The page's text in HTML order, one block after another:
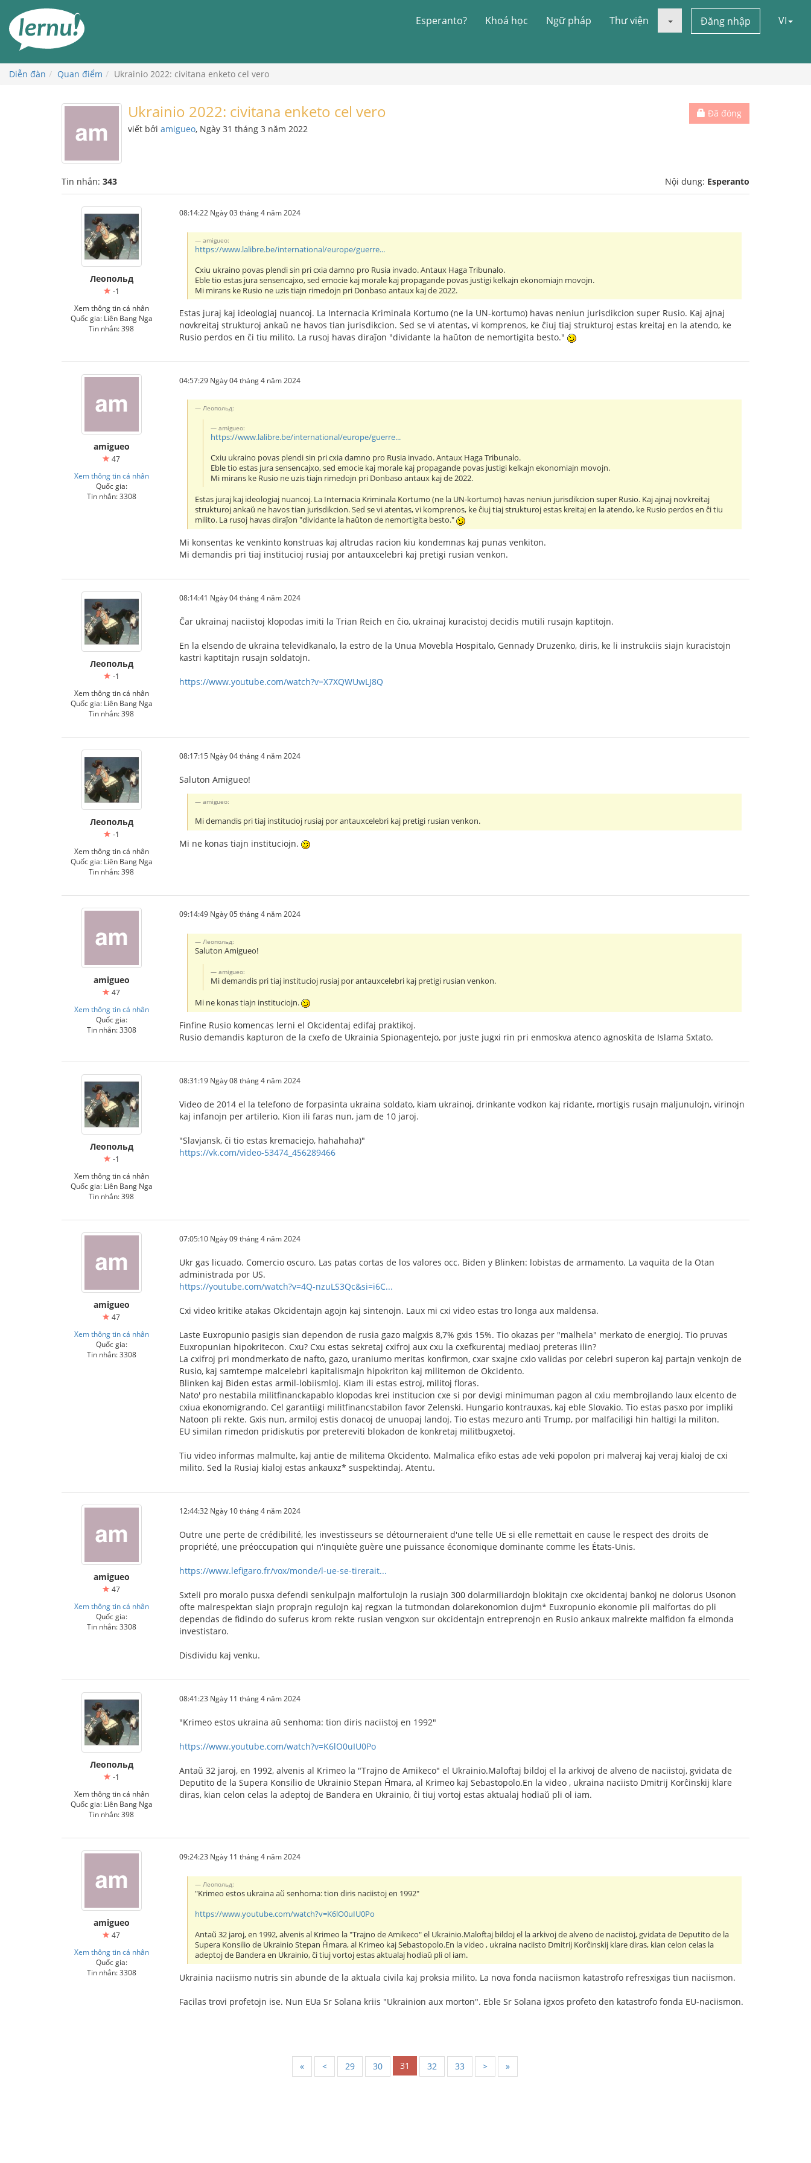
đến
phần
dung
Esperanto? Khoá học Ngữ pháp Thư viện Đăng nhập VI
Diễn đàn Quan điểm Ukrainio 2022: civitana enketo cel vero
Đã đóng
Ukrainio 2022: civitana enketo cel vero
viết bởi amigueo, Ngày 31 tháng 3 năm 2022
Tin nhắn: 343 Nội dung: Esperanto
Леопольд
-1
Xem thông tin cá nhân
Quốc gia: Liên Bang Nga
Tin nhắn: 398
08:14:22 Ngày 03 tháng 4 năm 2024
amigueo:
https://www.lalibre.be/international/europe/guerre...
Cxiu ukraino povas plendi sin pri cxia damno pro Rusia invado. Antaux Haga Tribunalo.
Eble tio estas jura sensencajxo, sed emocie kaj morale kaj propagande povas justigi kelkajn ekonomiajn movojn.
Mi mirans ke Rusio ne uzis tiajn rimedojn pri Donbaso antaux kaj de 2022.
Estas juraj kaj ideologiaj nuancoj. La Internacia Kriminala Kortumo (ne la UN-kortumo) havas neniun jurisdikcion super Rusio. Kaj ajnaj
novkreitaj strukturoj ankaŭ ne havos tian jurisdikcion. Sed se vi atentas, vi komprenos, ke ĉiuj tiaj strukturoj estas kreitaj en la atendo, ke
Rusio perdos en ĉi tiu milito. La rusoj havas diraĵon "dividante la haŭton de nemortigita besto."
amigueo
47
Xem thông tin cá nhân
Quốc gia:
Tin nhắn: 3308
04:57:29 Ngày 04 tháng 4 năm 2024
Леопольд:
amigueo:
https://www.lalibre.be/international/europe/guerre...
Cxiu ukraino povas plendi sin pri cxia damno pro Rusia invado. Antaux Haga Tribunalo.
Eble tio estas jura sensencajxo, sed emocie kaj morale kaj propagande povas justigi kelkajn ekonomiajn movojn.
Mi mirans ke Rusio ne uzis tiajn rimedojn pri Donbaso antaux kaj de 2022.
Estas juraj kaj ideologiaj nuancoj. La Internacia Kriminala Kortumo (ne la UN-kortumo) havas neniun jurisdikcion super Rusio. Kaj ajnaj novkreitaj
strukturoj ankaŭ ne havos tian jurisdikcion. Sed se vi atentas, vi komprenos, ke ĉiuj tiaj strukturoj estas kreitaj en la atendo, ke Rusio perdos en ĉi tiu
milito. La rusoj havas diraĵon "dividante la haŭton de nemortigita besto."
Mi konsentas ke venkinto konstruas kaj altrudas racion kiu kondemnas kaj punas venkiton.
Mi demandis pri tiaj institucioj rusiaj por antauxcelebri kaj pretigi rusian venkon.
Леопольд
-1
Xem thông tin cá nhân
Quốc gia: Liên Bang Nga
Tin nhắn: 398
08:14:41 Ngày 04 tháng 4 năm 2024
Ĉar ukrainaj naciistoj klopodas imiti la Trian Reich en ĉio, ukrainaj kuracistoj decidis mutili rusajn kaptitojn.
En la elsendo de ukraina televidkanalo, la estro de la Unua Movebla Hospitalo, Gennady Druzenko, diris, ke li instrukciis siajn kuracistojn
kastri kaptitajn rusajn soldatojn.
https://www.youtube.com/watch?v=X7XQWUwLJ8Q
Леопольд
-1
Xem thông tin cá nhân
Quốc gia: Liên Bang Nga
Tin nhắn: 398
08:17:15 Ngày 04 tháng 4 năm 2024
Saluton Amigueo!
amigueo:
Mi demandis pri tiaj institucioj rusiaj por antauxcelebri kaj pretigi rusian venkon.
Mi ne konas tiajn instituciojn.
amigueo
47
Xem thông tin cá nhân
Quốc gia:
Tin nhắn: 3308
09:14:49 Ngày 05 tháng 4 năm 2024
Леопольд:
Saluton Amigueo!
amigueo:
Mi demandis pri tiaj institucioj rusiaj por antauxcelebri kaj pretigi rusian venkon.
Mi ne konas tiajn instituciojn.
Finfine Rusio komencas lerni el Okcidentaj edifaj praktikoj.
Rusio demandis kapturon de la cxefo de Ukrainia Spionagentejo, por juste jugxi rin pri enmoskva atenco agnoskita de Islama Sxtato.
Леопольд
-1
Xem thông tin cá nhân
Quốc gia: Liên Bang Nga
Tin nhắn: 398
08:31:19 Ngày 08 tháng 4 năm 2024
Video de 2014 el la telefono de forpasinta ukraina soldato, kiam ukrainoj, drinkante vodkon kaj ridante, mortigis rusajn maljunulojn, virinojn
kaj infanojn per artilerio. Kion ili faras nun, jam de 10 jaroj.
"Slavjansk, ĉi tio estas kremaciejo, hahahaha)"
https://vk.com/video-53474_456289466
amigueo
47
Xem thông tin cá nhân
Quốc gia:
Tin nhắn: 3308
07:05:10 Ngày 09 tháng 4 năm 2024
Ukr gas licuado. Comercio oscuro. Las patas cortas de los valores occ. Biden y Blinken: lobistas de armamento. La vaquita de la Otan
administrada por US.
https://youtube.com/watch?v=4Q-nzuLS3Qc&si=i6C...
Cxi video kritike atakas Okcidentajn agojn kaj sintenojn. Laux mi cxi video estas tro longa aux maldensa.
Laste Euxropunio pasigis sian dependon de rusia gazo malgxis 8,7% gxis 15%. Tio okazas per "malhela" merkato de energioj. Tio pruvas
Euxropunian hipokritecon. Cxu? Cxu estas sekretaj cxifroj aux cxu la cxefkurentaj mediaoj preteras ilin?
La cxifroj pri mondmerkato de nafto, gazo, uraniumo meritas konfirmon, cxar sxajne cxio validas por celebri superon kaj partajn venkojn de
Rusio, kaj samtempe malcelebri kapitalismajn hipokriton kaj militemon de Okcidento.
Blinken kaj Biden estas armil-lobiismloj. Kiam ili estas estroj, militoj floras.
Nato' pro nestabila militfinanckapablo klopodas krei institucion cxe si por devigi minimuman pagon al cxiu membrojlando laux elcento de
cxiua ekonomigrando. Cel garantiigi militfinancstabilon favor Zelenski. Hungario kontrauxas, kaj eble Slovakio. Tio estas pasxo por impliki
Natoon pli rekte. Gxis nun, armiloj estis donacoj de unuopaj landoj. Tio estas mezuro anti Trump, por malfaciligi hin haltigi la militon.
EU similan rimedon pridiskutis por pretereviti blokadon de konkretaj militbugxetoj.
Tiu video informas malmulte, kaj antie de militema Okcidento. Malmalica efiko estas ade veki popolon pri malveraj kaj veraj kialoj de cxi
milito. Sed la Rusiaj kialoj estas ankauxz* suspektindaj. Atentu.
amigueo
47
Xem thông tin cá nhân
Quốc gia:
Tin nhắn: 3308
12:44:32 Ngày 10 tháng 4 năm 2024
Outre une perte de crédibilité, les investisseurs se détourneraient d'une telle UE si elle remettait en cause le respect des droits de
propriété, une préoccupation qui n'inquiète guère une puissance économique dominante comme les États-Unis.
https://www.lefigaro.fr/vox/monde/l-ue-se-tirerait...
Sxteli pro moralo pusxa defendi senkulpajn malfortulojn la rusiajn 300 dolarmiliardojn blokitajn cxe okcidentaj bankoj ne dolorus Usonon
ofte malrespektan siajn proprajn regulojn kaj regxan la tutmondan dolarekonomion dujm* Euxropunio ekonomie pli malfortas do pli
dependas de fidindo do suferus krom rekte rusian vengxon sur okcidentajn entreprenojn en Rusio ankaux malrekte malfidon fa elmonda
investistaro.
Disdividu kaj venku.
Леопольд
-1
Xem thông tin cá nhân
Quốc gia: Liên Bang Nga
Tin nhắn: 398
08:41:23 Ngày 11 tháng 4 năm 2024
"Krimeo estos ukraina aŭ senhoma: tion diris naciistoj en 1992"
https://www.youtube.com/watch?v=K6lO0uIU0Po
Antaŭ 32 jaroj, en 1992, alvenis al Krimeo la "Trajno de Amikeco" el Ukrainio.Maloftaj bildoj el la arkivoj de alveno de naciistoj, gvidata de
Deputito de la Supera Konsilio de Ukrainio Stepan Ĥmara, al Krimeo kaj Sebastopolo.En la video , ukraina naciisto Dmitrij Korĉinskij klare
diras, kian celon celas la adeptoj de Bandera en Ukrainio, ĉi tiuj vortoj estas aktualaj hodiaŭ pli ol iam.
amigueo
47
Xem thông tin cá nhân
Quốc gia:
Tin nhắn: 3308
09:24:23 Ngày 11 tháng 4 năm 2024
Леопольд:
"Krimeo estos ukraina aŭ senhoma: tion diris naciistoj en 1992"
https://www.youtube.com/watch?v=K6lO0uIU0Po
Antaŭ 32 jaroj, en 1992, alvenis al Krimeo la "Trajno de Amikeco" el Ukrainio.Maloftaj bildoj el la arkivoj de alveno de naciistoj, gvidata de Deputito de la
Supera Konsilio de Ukrainio Stepan Ĥmara, al Krimeo kaj Sebastopolo.En la video , ukraina naciisto Dmitrij Korĉinskij klare diras, kian celon celas la
adeptoj de Bandera en Ukrainio, ĉi tiuj vortoj estas aktualaj hodiaŭ pli ol iam.
Ukrainia naciismo nutris sin abunde de la aktuala civila kaj proksia milito. La nova fonda naciismon katastrofo refresxigas tiun naciismon.
Facilas trovi profetojn ise. Nun EUa Sr Solana kriis "Ukrainion aux morton". Eble Sr Solana igxos profeto den katastrofo fonda EU-naciismon.
« < 29 30 31 32 33 > »